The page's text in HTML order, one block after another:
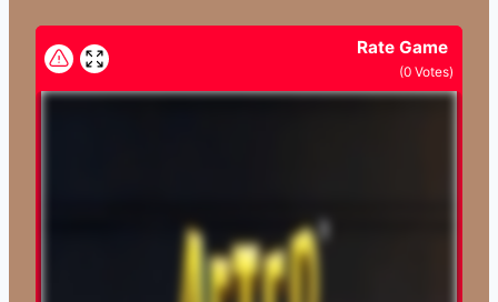
Rate Game
(0 Votes)